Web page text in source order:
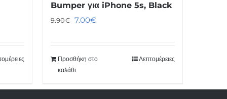
Bumper για iPhone 5s, Black
9.90€ Original
9.90€.
7.00€Η
είναι:
Προσθήκη στο
καλάθι
Λεπτομέρειες